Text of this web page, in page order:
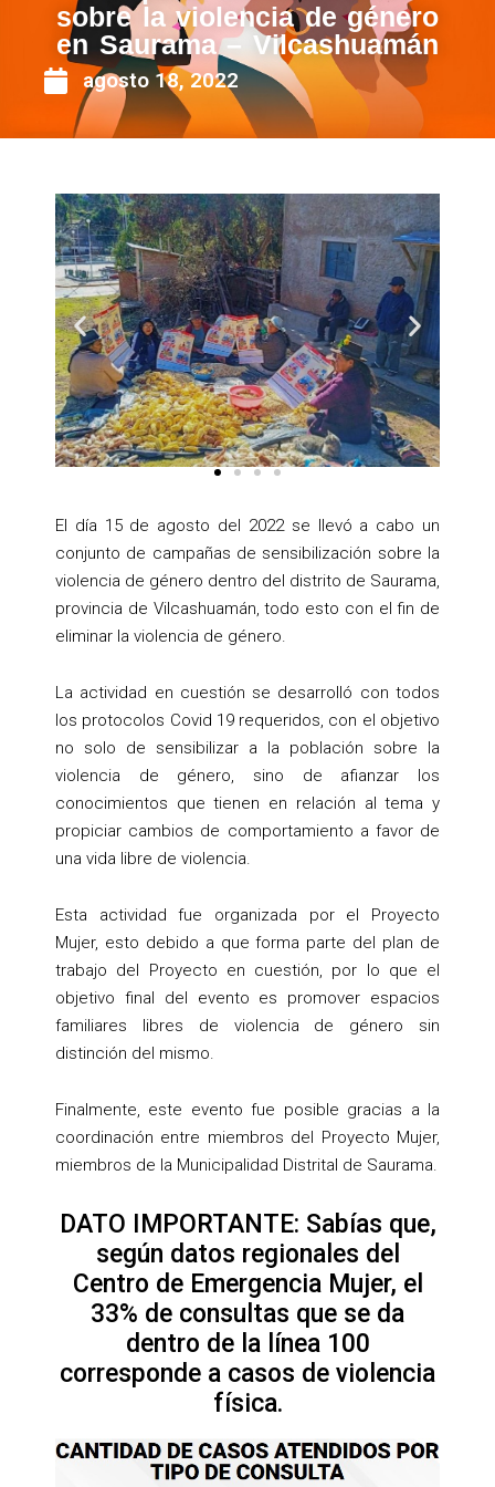
sobre la violencia de género
en Saurama – Vilcashuamán
agosto 18, 2022
Anterior
El día 15 de agosto del 2022 se llevó a cabo un
conjunto de campañas de sensibilización sobre la
violencia de género dentro del distrito de Saurama,
provincia de Vilcashuamán, todo esto con el fin de
eliminar la violencia de género.
La actividad en cuestión se desarrolló con todos
los protocolos Covid 19 requeridos, con el objetivo
no solo de sensibilizar a la población sobre la
violencia de género, sino de afianzar los
conocimientos que tienen en relación al tema y
propiciar cambios de comportamiento a favor de
una vida libre de violencia.
Esta actividad fue organizada por el Proyecto
Mujer, esto debido a que forma parte del plan de
trabajo del Proyecto en cuestión, por lo que el
objetivo final del evento es promover espacios
familiares libres de violencia de género sin
distinción del mismo.
Finalmente, este evento fue posible gracias a la
coordinación entre miembros del Proyecto Mujer,
miembros de la Municipalidad Distrital de Saurama.
DATO IMPORTANTE: Sabías que,
según datos regionales del
Centro de Emergencia Mujer, el
33% de consultas que se da
dentro de la línea 100
corresponde a casos de violencia
física.